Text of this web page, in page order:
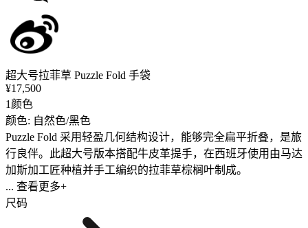
超大号拉菲草 Puzzle Fold 手袋
¥17,500
1颜色
颜色: 自然色/黑色
Puzzle Fold 采用轻盈几何结构设计，能够完全扁平折叠，是旅
行良伴。此超大号版本搭配牛皮革提手，在西班牙使用由马达
加斯加工匠种植并手工编织的拉菲草棕榈叶制成。
... 查看更多+
尺码